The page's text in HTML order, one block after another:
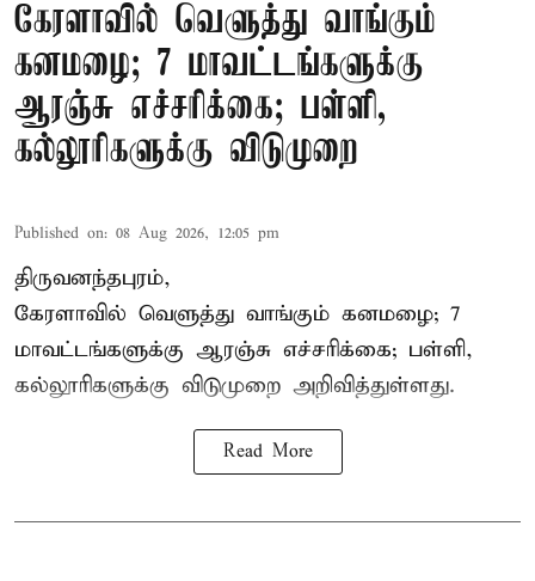
கேரளாவில் வெளுத்து வாங்கும்
கனமழை; 7 மாவட்டங்களுக்கு
ஆரஞ்சு எச்சரிக்கை; பள்ளி,
கல்லூரிகளுக்கு விடுமுறை
Published on: 08 Aug 2026, 12:05 pm
திருவனந்தபுரம்,
கேரளாவில் வெளுத்து வாங்கும் கனமழை; 7
மாவட்டங்களுக்கு ஆரஞ்சு எச்சரிக்கை; பள்ளி,
கல்லூரிகளுக்கு விடுமுறை அறிவித்துள்ளது.
Read More